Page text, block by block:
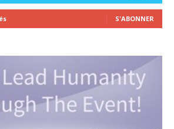
S'ABONNER